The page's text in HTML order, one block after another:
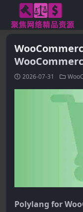
2026-07-31
Polylang for